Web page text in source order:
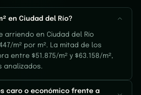
en Ciudad del Río?
arriendo en Ciudad del Río
m² por m². La mitad de los
entre $51.875/m² y $63.158/m²,
analizados.
caro o económico frente a